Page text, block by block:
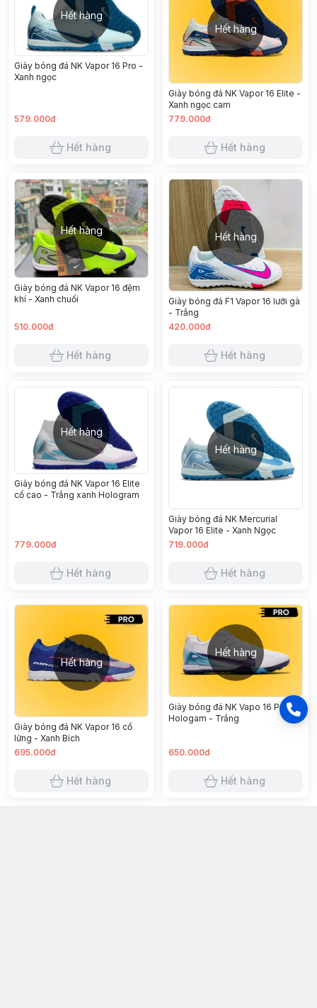
Hết hàng
Giày bóng đá NK Vapor 16 Pro -
Xanh ngọc
579.000đ
Hết hàng
Hết hàng
Giày bóng đá NK Vapor 16 Elite -
Xanh ngọc cam
779.000đ
Hết hàng
Hết hàng
Giày bóng đá NK Vapor 16 đệm
khí - Xanh chuối
510.000đ
Hết hàng
Hết hàng
Giày bóng đá F1 Vapor 16 lưỡi gà
- Trắng
420.000đ
Hết hàng
Hết hàng
Giày bóng đá NK Vapor 16 Elite
cổ cao - Trắng xanh Hologram
779.000đ
Hết hàng
Hết hàng
Giày bóng đá NK Mercurial
Vapor 16 Elite - Xanh Ngọc
719.000đ
Hết hàng
Hết hàng
Giày bóng đá NK Vapor 16 cổ
lửng - Xanh Bích
695.000đ
Hết hàng
Hết hàng
Giày bóng đá NK Vapo 16 Pro
Hologam - Trắng
650.000đ
Hết hàng